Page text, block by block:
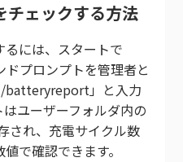
チェックする方法
には、スタートで
ドプロンプトを管理者と
batteryreport」と入力
ユーザーフォルダ内の
れ、充電サイクル数
で確認できます。